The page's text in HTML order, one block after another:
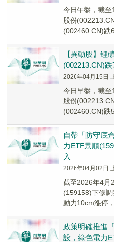
今日午盤，截至
股份
(002460.CN)跌
【異動股】锂
(002213.CN)跌
2026年04月15日
今日早盤，截至
股份
(002460.CN)跌
自帶「防守底
力ETF景順
入
2026年04月02日
截至2026年4月
(159158)下修
動力10cm漲停
政策明確推進
設，綠色電力